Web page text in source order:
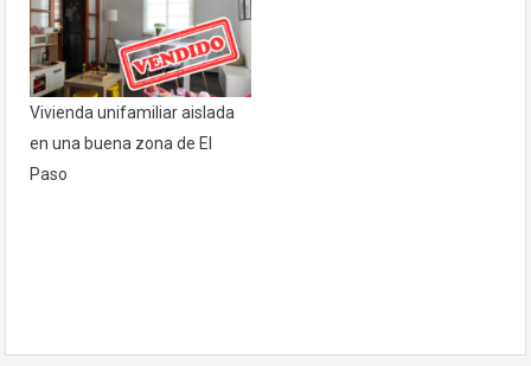
Vivienda unifamiliar aislada
en una buena zona de El
Paso